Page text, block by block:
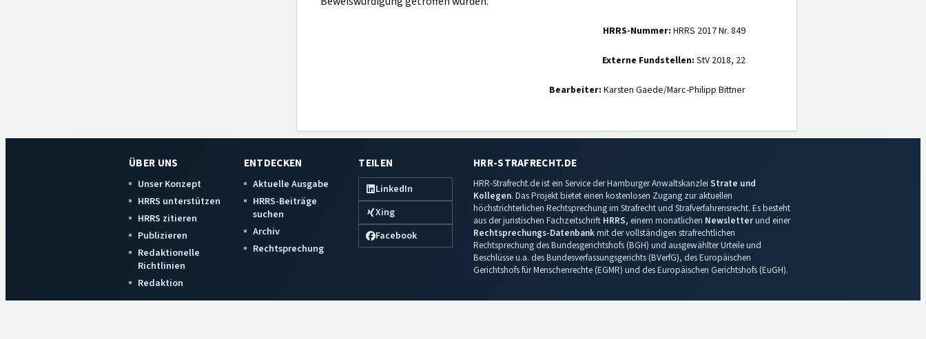
HRRS-Nummer: HRRS 2017 Nr. 849
Externe Fundstellen: StV 2018, 22
Bearbeiter: Karsten Gaede/Marc-Philipp Bittner
ÜBER UNS
Unser Konzept
HRRS unterstützen
HRRS zitieren
Publizieren
Redaktionelle
Richtlinien
Redaktion
ENTDECKEN
Aktuelle Ausgabe
HRRS-Beiträge
suchen
Archiv
Rechtsprechung
TEILEN
LinkedIn
Xing
Facebook
HRR-STRAFRECHT.DE
HRR-Strafrecht.de ist ein Service der Hamburger Anwaltskanzlei Strate und
Kollegen. Das Projekt bietet einen kostenlosen Zugang zur aktuellen
höchstrichterlichen Rechtsprechung im Strafrecht und Strafverfahrensrecht. Es besteht
aus der juristischen Fachzeitschrift HRRS, einem monatlichen Newsletterund einer
Rechtsprechungs-Datenbankmit der vollständigen strafrechtlichen
Rechtsprechung des Bundesgerichtshofs (BGH) und ausgewählter Urteile und
Beschlüsse u.a. des Bundesverfassungsgerichts (BVerfG), des Europäischen
Gerichtshofs für Menschenrechte (EGMR) und des Europäischen Gerichtshofs (EuGH).